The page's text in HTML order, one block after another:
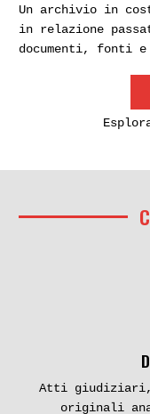
Un archivio in
in relazione
documenti, fonti
Atti giudiziari,
originali